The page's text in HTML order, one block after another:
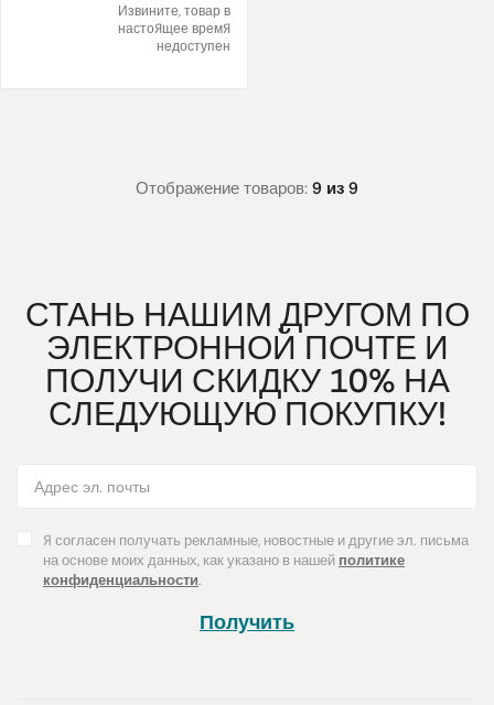
Извините, товар в
настоящее время
недоступен
Отображение товаров: 9 из 9
СТАНЬ НАШИМ ДРУГОМ ПО
ЭЛЕКТРОННОЙ ПОЧТЕ И
ПОЛУЧИ СКИДКУ 10% НА
СЛЕДУЮЩУЮ ПОКУПКУ!
Я согласен получать рекламные, новостные и другие эл. письма
на основе моих данных, как указано в нашей политике
конфиденциальности.
Получить